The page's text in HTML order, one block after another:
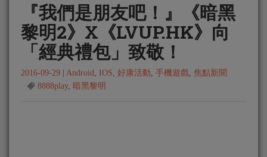
『我們是朋友吧！』《暗黑
黎明2》X《LVUP.HK》向
「經典禮包」致敬！
2016-09-29 Android, IOS, 好康活動, 手機遊戲, 焦點新聞
8888play, 暗黑黎明